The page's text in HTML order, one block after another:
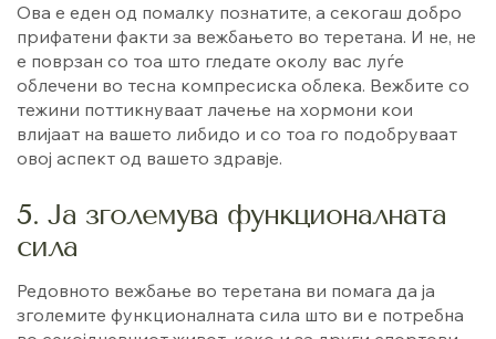
Ова е еден од помалку познатите, а секогаш добро
прифатени факти за вежбањето во теретана. И не, не
е поврзан со тоа што гледате околу вас луѓе
облечени во тесна компресиска облека. Вежбите со
тежини поттикнуваат лачење на хормони кои
влијаат на вашето либидо и со тоа го подобруваат
овој аспект од вашето здравје.
5. Ја зголемува функционалната
сила
Редовното вежбање во теретана ви помага да ја
зголемите функционалната сила што ви е потребна